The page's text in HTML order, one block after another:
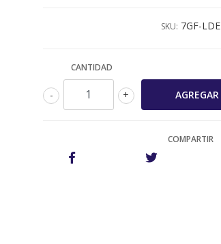
SKU: 7GF-LDE
CANTIDAD
+
-
COMPARTIR